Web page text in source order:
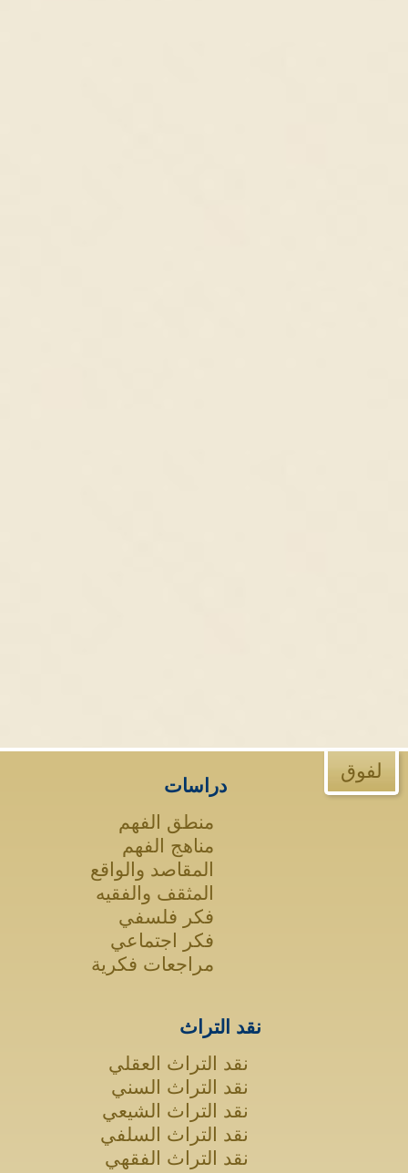
لفوق
دراسات
منطق الفهم
مناهج الفهم
المقاصد والواقع
المثقف والفقيه
فكر فلسفي
فكر اجتماعي
مراجعات فكرية
نقد التراث
نقد التراث العقلي
نقد التراث السني
نقد التراث الشيعي
نقد التراث السلفي
نقد التراث الفقهي